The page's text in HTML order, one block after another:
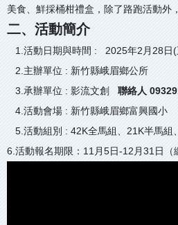
美食、鮮採桶柑禮盒，除了路跑活動外
二、活動簡介
1.活動日期與時間 : 2025年2月28日
2.主辦單位 : 新竹縣峨眉鄉公所
3.承辦單位 : 影流文創 聯絡人
4.活動會場 : 新竹縣峨眉鄉富興國小
5.活動組別 : 42K全馬組、21K半馬組、
6.活動報名期限：11月5日-12月31日（